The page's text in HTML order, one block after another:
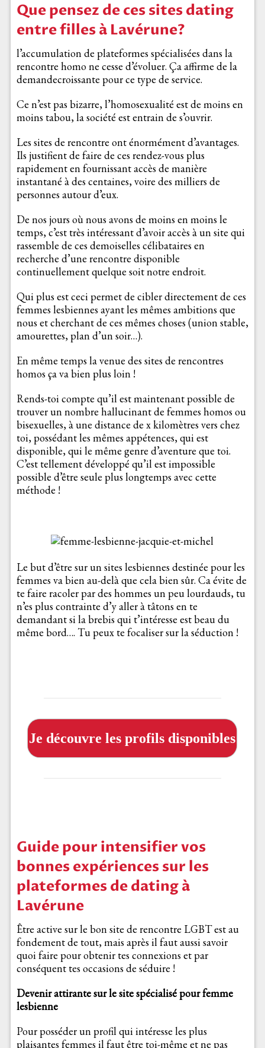
Que pensez de ces sites dating
entre filles à Lavérune?
l’accumulation de plateformes spécialisées dans la
rencontre homo ne cesse d’évoluer. Ça affirme de la
demandecroissante pour ce type de service.
Ce n’est pas bizarre, l’homosexualité est de moins en
moins tabou, la société est entrain de s’ouvrir.
Les sites de rencontre ont énormément d’avantages.
Ils justifient de faire de ces rendez-vous plus
rapidement en fournissant accès de manière
instantané à des centaines, voire des milliers de
personnes autour d’eux.
De nos jours où nous avons de moins en moins le
temps, c’est très intéressant d’avoir accès à un site qui
rassemble de ces demoiselles célibataires en
recherche d’une rencontre disponible
continuellement quelque soit notre endroit.
Qui plus est ceci permet de cibler directement de ces
femmes lesbiennes ayant les mêmes ambitions que
nous et cherchant de ces mêmes choses (union stable,
amourettes, plan d’un soir…).
En même temps la venue des sites de rencontres
homos ça va bien plus loin !
Rends-toi compte qu’il est maintenant possible de
trouver un nombre hallucinant de femmes homos ou
bisexuelles, à une distance de x kilomètres vers chez
toi, possédant les mêmes appétences, qui est
disponible, qui le même genre d’aventure que toi.
C’est tellement développé qu’il est impossible
possible d’être seule plus longtemps avec cette
méthode !
Le but d’être sur un sites lesbiennes destinée pour les
femmes va bien au-delà que cela bien sûr. Ca évite de
te faire racoler par des hommes un peu lourdauds, tu
n’es plus contrainte d’y aller à tâtons en te
demandant si la brebis qui t’intéresse est beau du
même bord…. Tu peux te focaliser sur la séduction !
Je découvre les profils disponibles
Guide pour intensifier vos
bonnes expériences sur les
plateformes de dating à
Lavérune
Être active sur le bon site de rencontre LGBT est au
fondement de tout, mais après il faut aussi savoir
quoi faire pour obtenir tes connexions et par
conséquent tes occasions de séduire !
Devenir attirante sur le site spécialisé pour femme
lesbienne
Pour posséder un profil qui intéresse les plus
plaisantes femmes il faut être toi-même et ne pas